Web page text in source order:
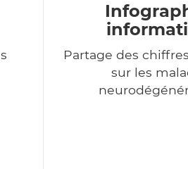
Partage des
sur les